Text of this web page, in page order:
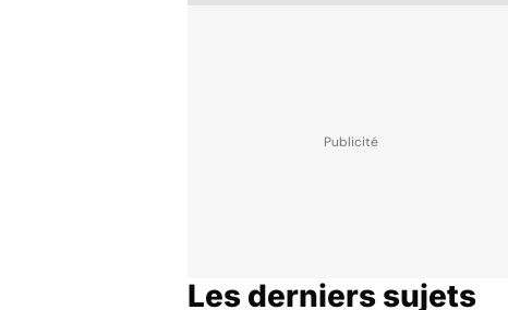
Les derniers sujets